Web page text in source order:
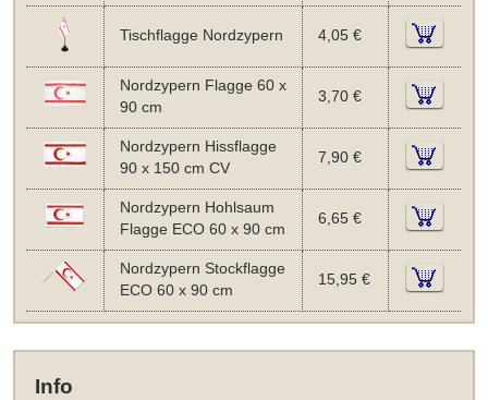
Tischflagge Nordzypern 4,05 €
Nordzypern Flagge 60 x
90 cm
3,70 €
Nordzypern Hissflagge
90 x 150 cm CV
7,90 €
Nordzypern Hohlsaum
Flagge ECO 60 x 90 cm
6,65 €
Nordzypern Stockflagge
ECO 60 x 90 cm
15,95 €
Info